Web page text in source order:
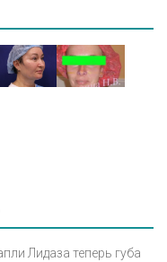
Лидаза теперь губа